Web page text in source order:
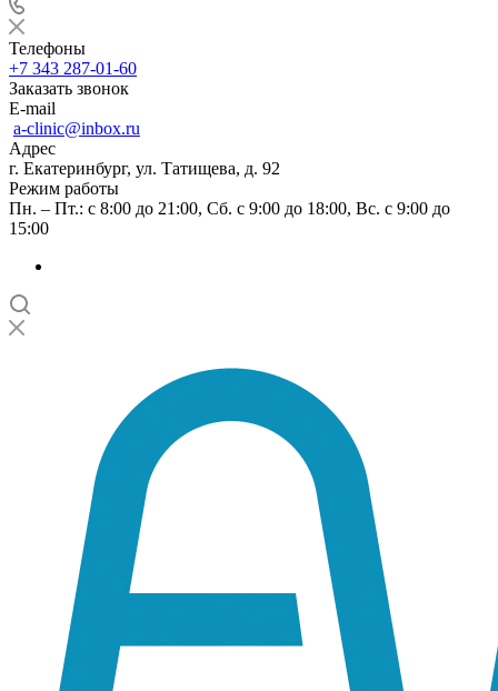
Телефоны
+7 343 287-01-60
Заказать звонок
E-mail
a-clinic@inbox.ru
Адрес
г. Екатеринбург, ул. Татищева, д. 92
Режим работы
Пн. – Пт.: с 8:00 до 21:00, Сб. с 9:00 до 18:00, Вс. с 9:00 до
15:00